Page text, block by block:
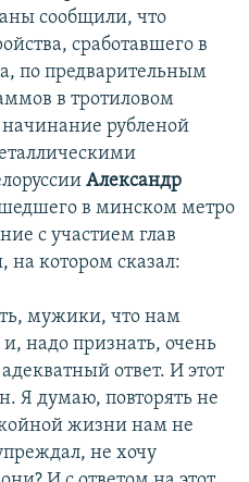
сообщили, что
сработавшего в
по предварительным
в тротиловом
рубленой
Александр
в минском метро
с участием глав
на котором сказал:
мужики, что нам
надо признать, очень
ответ. И этот
Я думаю, повторять не
жизни нам не
не хочу